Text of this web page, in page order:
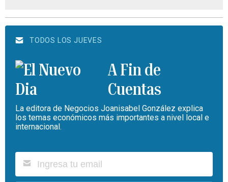
TODOS LOS JUEVES
A Fin de
Cuentas
La editora de Negocios Joanisabel González explica
los temas económicos más importantes a nivel local e
internacional.